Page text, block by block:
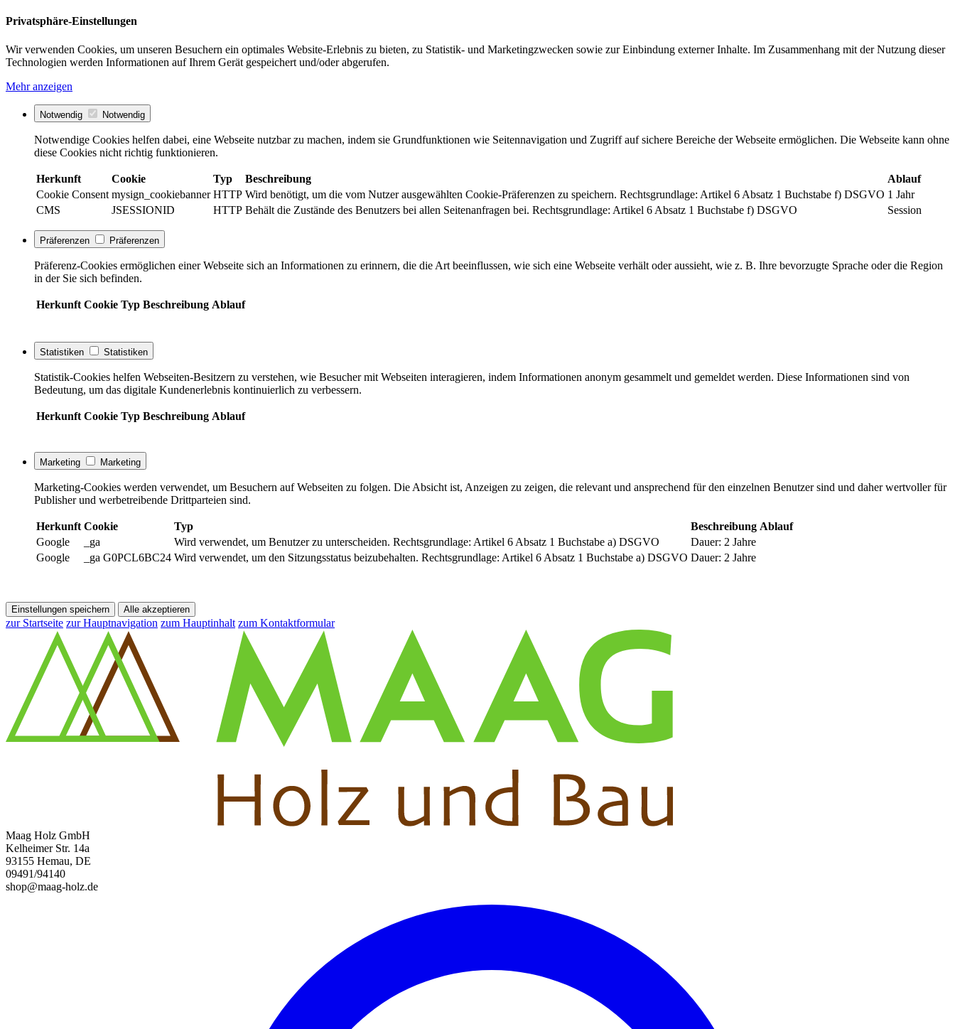
Privatsphäre-Einstellungen
Wir verwenden Cookies, um unseren Besuchern ein optimales Website-Erlebnis zu bieten, zu Statistik- und Marketingzwecken sowie zur Einbindung externer Inhalte. Im Zusammenhang mit der Nutzung dieser
Technologien werden Informationen auf Ihrem Gerät gespeichert und/oder abgerufen.
Mehr anzeigen
Notwendig Notwendig
Notwendige Cookies helfen dabei, eine Webseite nutzbar zu machen, indem sie Grundfunktionen wie Seitennavigation und Zugriff auf sichere Bereiche der Webseite ermöglichen. Die Webseite kann ohne
diese Cookies nicht richtig funktionieren.
Herkunft Cookie Typ Beschreibung
Ablauf
Cookie Consent mysign_cookiebanner HTTP Wird benötigt, um die vom Nutzer ausgewählten Cookie-Präferenzen zu speichern. Rechtsgrundlage: Artikel 6 Absatz 1 Buchstabe f) DSGVO 1 Jahr
CMS
JSESSIONID HTTP Behält die Zustände des Benutzers bei allen Seitenanfragen bei. Rechtsgrundlage: Artikel 6 Absatz 1 Buchstabe f) DSGVO Session
Präferenzen Präferenzen
Präferenz-Cookies ermöglichen einer Webseite sich an Informationen zu erinnern, die die Art beeinflussen, wie sich eine Webseite verhält oder aussieht, wie z. B. Ihre bevorzugte Sprache oder die Region
in der Sie sich befinden.
Herkunft Cookie Typ Beschreibung Ablauf
Statistiken Statistiken
Statistik-Cookies helfen Webseiten-Besitzern zu verstehen, wie Besucher mit Webseiten interagieren, indem Informationen anonym gesammelt und gemeldet werden. Diese Informationen sind von
Bedeutung, um das digitale Kundenerlebnis kontinuierlich zu verbessern.
Herkunft Cookie Typ Beschreibung Ablauf
Marketing Marketing
Marketing-Cookies werden verwendet, um Besuchern auf Webseiten zu folgen. Die Absicht ist, Anzeigen zu zeigen, die relevant und ansprechend für den einzelnen Benutzer sind und daher wertvoller für
Publisher und werbetreibende Drittparteien sind.
Herkunft Cookie Typ Beschreibung Ablauf
Google
_ga Wird verwendet, um Benutzer zu unterscheiden. Rechtsgrundlage: Artikel 6 Absatz 1 Buchstabe a) DSGVO
Dauer: 2 Jahre
Google
_ga G0PCL6BC24 Wird verwendet, um den Sitzungsstatus beizubehalten. Rechtsgrundlage: Artikel 6 Absatz 1 Buchstabe a) DSGVO Dauer: 2 Jahre
Einstellungen speichern Alle akzeptieren
zur Startseite zur Hauptnavigation zum Hauptinhalt zum Kontaktformular
Maag Holz GmbH
Kelheimer Str. 14a
93155 Hemau, DE
09491/94140
shop@maag-holz.de